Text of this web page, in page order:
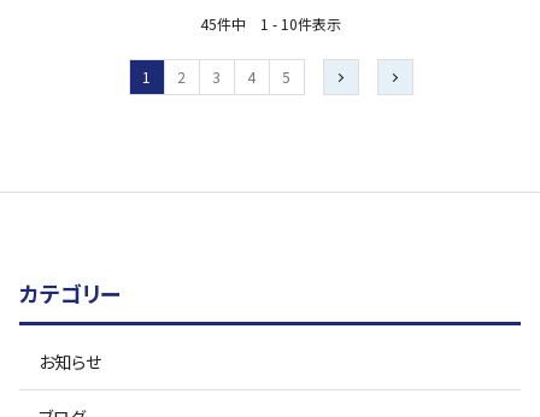
45件中 1 - 10件表示
1 2 3 4 5
カテゴリー
お知らせ